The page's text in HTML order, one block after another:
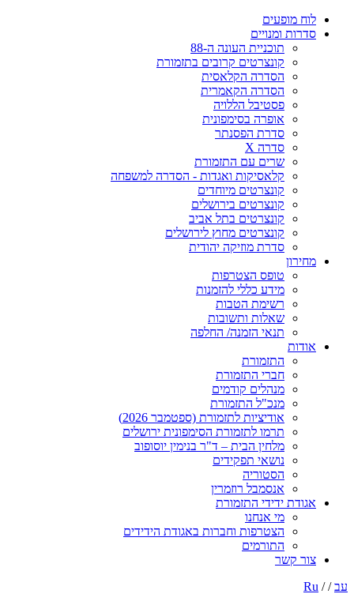
מופעים
ומנויים
תוכניית העונה ה-88
קונצרטים קרובים בתזמורת
הסדרה הקלאסית
הסדרה הקאמרית
פסטיבל הללויה
אופרה בסימפונית
סדרת הפסנתר
שרים עם התזמורת
קלאסיקות ואגדות - הסדרה למשפחה
קונצרטים מיוחדים
קונצרטים בירושלים
קונצרטים בתל אביב
קונצרטים מחוץ לירושלים
סדרת מוזיקה יהודית
טופס הצטרפות
מידע כללי להזמנות
רשימת הטבות
שאלות ותשובות
תנאי הזמנה/ החלפה
התזמורת
חברי התזמורת
מנהלים קודמים
מנכ"ל התזמורת
אודיציות לתזמורת (ספטמבר 2026)
תרמו לתזמורת הסימפונית ירושלים
מלחין הבית – ד"ר בנימין יוסופוב
נושאי תפקידים
הסטוריה
אנסמבל רוזמרין
ידידי התזמורת
מי אנחנו
הצטרפות וחברות באגודת הידידים
התורמים
קשר